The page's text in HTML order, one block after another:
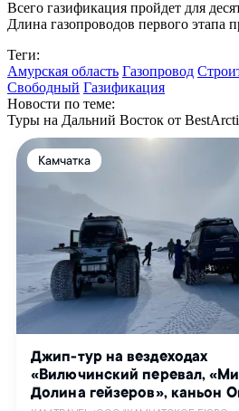
Всего газификация пройдет для
Длина газопроводов первого этапа
Теги:
Амурская область Газопровод
Свободный Газификация
Новости по теме:
Туры на Дальний Восток от